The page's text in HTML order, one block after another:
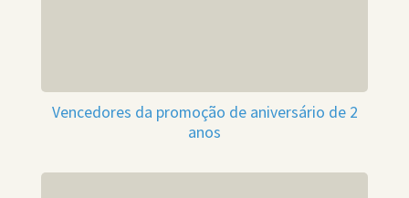
Vencedores da promoção de aniversário de 2
anos